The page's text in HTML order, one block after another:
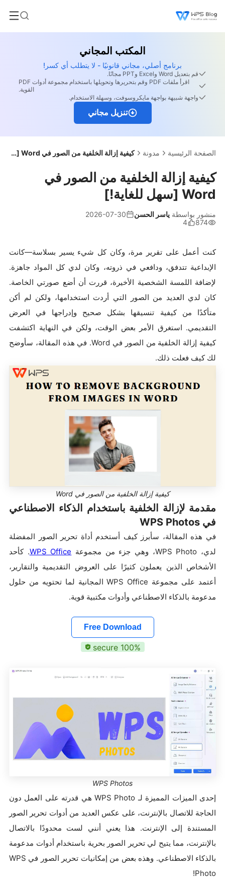
المكتب المجاني
برنامج أصلي، مجاني قانونيًا - لا يتطلب أي كسر!
قم بتعديل Word وExcel وPPT مجانًا.
اقرأ ملفات PDF وقم بتحريرها وتحويلها باستخدام مجموعة أدوات PDF
القوية.
واجهة شبيهة بواجهة مايكروسوفت، وسهلة الاستخدام.
تنزيل مجاني
الصفحة الرئيسية مدونة كيفية إزالة الخلفية من الصور في Word [سهل للغاية!]
كيفية إزالة الخلفية من الصور في
Word [سهل للغاية!]
منشور بواسطة ياسر الحسن
2026-07-30
874
4
كنت أعمل على تقرير مرة، وكان كل شيء يسير بسلاسة—كانت
الإبداعية تتدفق، ودافعي في ذروته، وكان لدي كل المواد جاهزة.
لإضافة اللمسة الشخصية الأخيرة، قررت أن أضع صورتي الخاصة.
كان لدي العديد من الصور التي أردت استخدامها، ولكن لم أكن
متأكدًا من كيفية تنسيقها بشكل صحيح وإدراجها في العرض
التقديمي. استغرق الأمر بعض الوقت، ولكن في النهاية اكتشفت
كيفية إزالة الخلفية من الصور في Word. في هذه المقالة، سأوضح
لك كيف فعلت ذلك.
كيفية إزالة الخلفية من الصور في Word
مقدمة لإزالة الخلفية باستخدام الذكاء الاصطناعي
في WPS Photos
في هذه المقالة، سأبرز كيف أستخدم أداة تحرير الصور المفضلة
لدي، WPS Photo، وهي جزء من مجموعة
WPS Office. كأحد
الأشخاص الذين يعملون كثيرًا على العروض التقديمية والتقارير،
أعتمد على مجموعة WPS Office المجانية لما تحتويه من حلول
مدعومة بالذكاء الاصطناعي وأدوات مكتبية قوية.
Free Download
100% secure
WPS Photos
إحدى الميزات المميزة لـ WPS Photo هي قدرته على العمل دون
الحاجة للاتصال بالإنترنت، على عكس العديد من أدوات تحرير الصور
المستندة إلى الإنترنت. هذا يعني أنني لست محدودًا بالاتصال
بالإنترنت، مما يتيح لي تحرير الصور بحرية باستخدام أدوات مدعومة
بالذكاء الاصطناعي. وهذه بعض من إمكانيات تحرير الصور في WPS
Photo!